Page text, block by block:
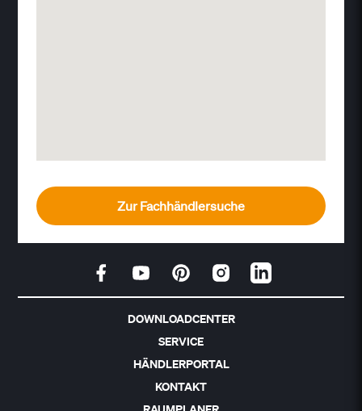
Zur Fachhändlersuche
DOWNLOADCENTER
SERVICE
HÄNDLERPORTAL
KONTAKT